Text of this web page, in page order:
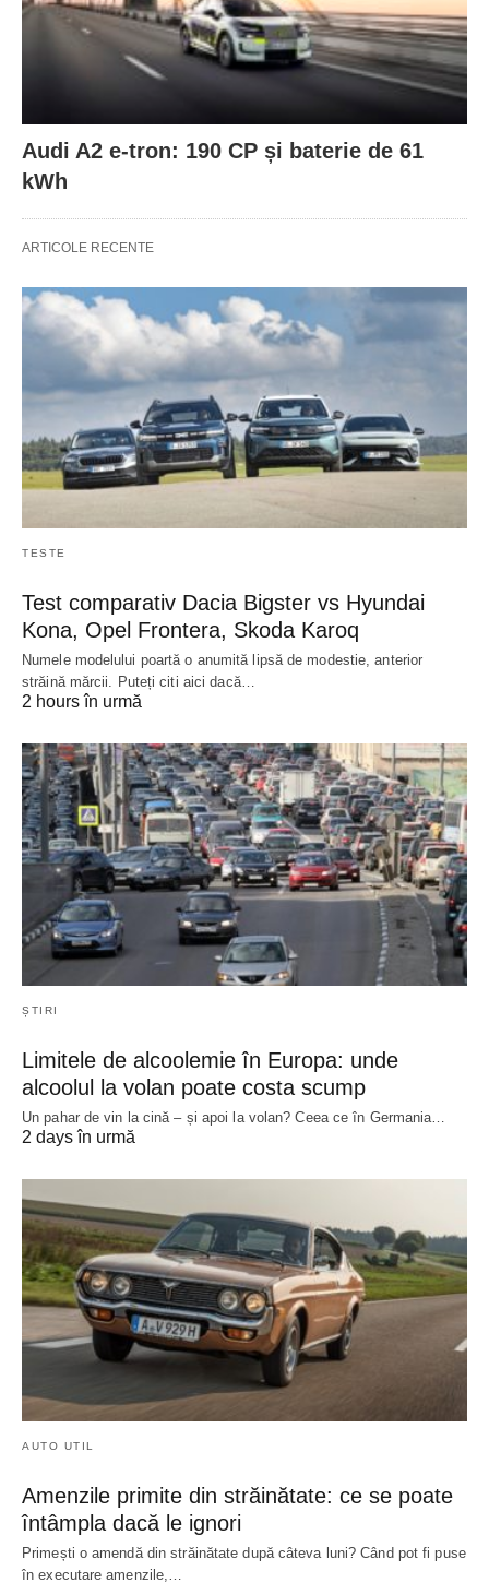
Audi A2 e-tron: 190 CP și baterie de 61
kWh
ARTICOLE RECENTE
TESTE
Test comparativ Dacia Bigster vs Hyundai
Kona, Opel Frontera, Skoda Karoq
Numele modelului poartă o anumită lipsă de modestie, anterior
străină mărcii. Puteți citi aici dacă…
2 hours în urmă
ȘTIRI
Limitele de alcoolemie în Europa: unde
alcoolul la volan poate costa scump
Un pahar de vin la cină – și apoi la volan? Ceea ce în Germania…
2 days în urmă
AUTO UTIL
Amenzile primite din străinătate: ce se poate
întâmpla dacă le ignori
Primești o amendă din străinătate după câteva luni? Când pot fi puse
în executare amenzile,…